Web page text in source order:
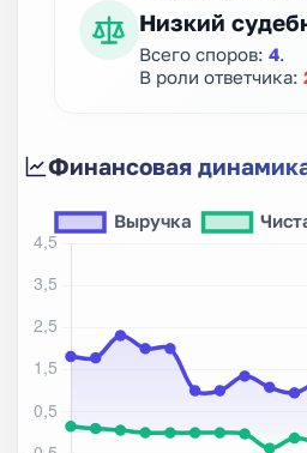
Низкий
Всего споров: 4
В роли ответчика:
Финансовая